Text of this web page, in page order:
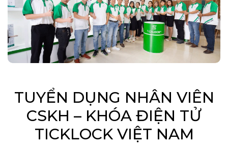
TUYỂN DỤNG NHÂN VIÊN
CSKH – KHÓA ĐIỆN TỬ
TICKLOCK VIỆT NAM